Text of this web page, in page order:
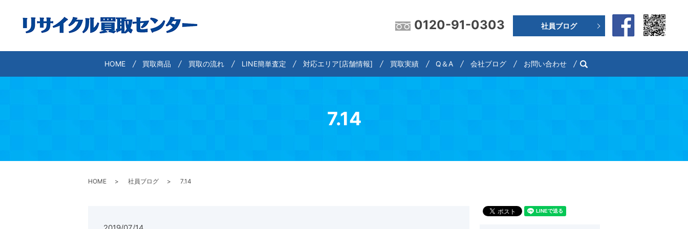
0120-91-0303
HOME 買取商品 買取の流れ LINE簡単査定 対応エリア[店舗情報] 買取実績 Q＆A 会社ブログ
社員ブログ
お問い合わせ search
7.14
HOME 社員ブログ 7.14